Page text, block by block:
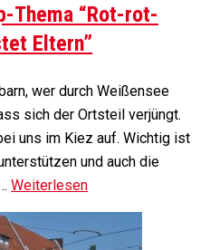
Thema “Rot-rot-
Eltern”
wer durch Weißensee
sich der Ortsteil verjüngt.
uns im Kiez auf. Wichtig ist
und auch die
Weiterlesen